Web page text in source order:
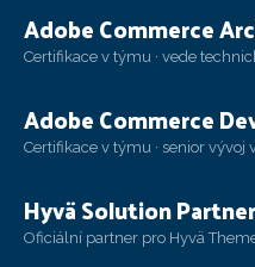
Adobe Commerce
Certifikace v týmu · vede
Adobe Commerce
Certifikace v týmu · senior vývoj
Hyvä Solution Partner
Oficiální partner pro Hyvä